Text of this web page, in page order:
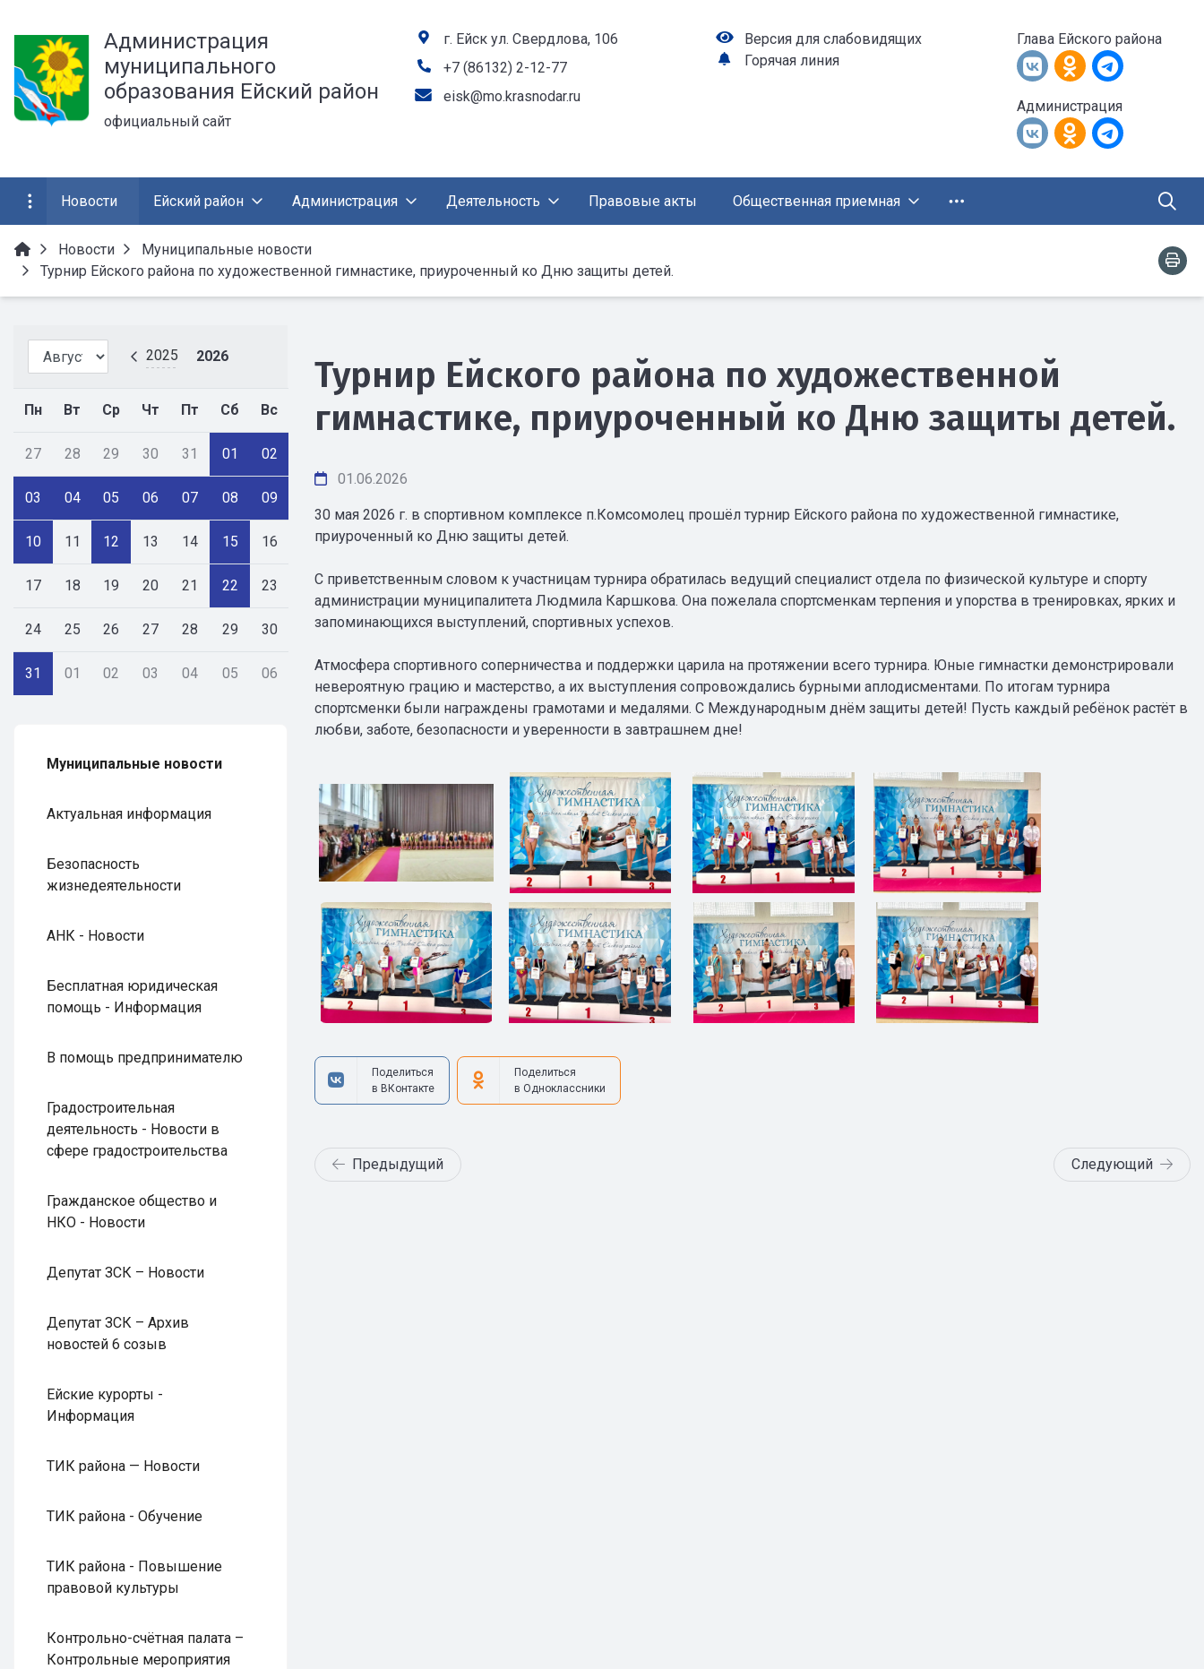
Администрация
муниципального
образования Ейский район
официальный сайт
г. Ейск ул. Свердлова, 106
+7 (86132) 2-12-77
eisk@mo.krasnodar.ru
Версия для слабовидящих
Горячая линия
Глава Ейского района
Администрация
Новости Ейский район Администрация Деятельность Правовые акты Общественная приемная
Новости
Муниципальные новости
Турнир Ейского района по художественной гимнастике, приуроченный ко Дню защиты детей.
2025 2026
Пн Вт Ср Чт Пт Сб Вс
27 28 29 30 31 01 02
03 04 05 06 07 08 09
10 11 12 13 14 15 16
17 18 19 20 21 22 23
24 25 26 27 28 29 30
31 01 02 03 04 05 06
Муниципальные новости
Актуальная информация
Безопасность
жизнедеятельности
АНК - Новости
Бесплатная юридическая
помощь - Информация
В помощь предпринимателю
Градостроительная
деятельность - Новости в
сфере градостроительства
Гражданское общество и
НКО - Новости
Депутат ЗСК – Новости
Депутат ЗСК – Архив
новостей 6 созыв
Ейские курорты -
Информация
ТИК района — Новости
ТИК района - Обучение
ТИК района - Повышение
правовой культуры
Контрольно-счётная палата –
Контрольные мероприятия
Турнир Ейского района по художественной
гимнастике, приуроченный ко Дню защиты детей.
01.06.2026
30 мая 2026 г. в спортивном комплексе п.Комсомолец прошёл турнир Ейского района по художественной гимнастике,
приуроченный ко Дню защиты детей.
С приветственным словом к участницам турнира обратилась ведущий специалист отдела по физической культуре и спорту
администрации муниципалитета Людмила Каршкова. Она пожелала спортсменкам терпения и упорства в тренировках, ярких и
запоминающихся выступлений, спортивных успехов.
Атмосфера спортивного соперничества и поддержки царила на протяжении всего турнира. Юные гимнастки демонстрировали
невероятную грацию и мастерство, а их выступления сопровождались бурными аплодисментами. По итогам турнира
спортсменки были награждены грамотами и медалями. С Международным днём защиты детей! Пусть каждый ребёнок растёт в
любви, заботе, безопасности и уверенности в завтрашнем дне!
Поделиться
в ВКонтакте
Поделиться
в Одноклассники
Предыдущий Следующий